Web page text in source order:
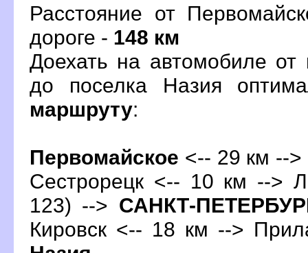
Расстояние от
дороге - 148 км
Доехать на автомобиле от
до поселка Назия
маршруту:
Первомайское <-- 29 км --
Сестрорецк <-- 10 км -->
123) --> САНКТ-
Кировск <-- 18 км -->